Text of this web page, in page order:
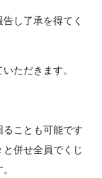
し了承を得てく
ただきます。
ことも可能です
併せ全員でくじ